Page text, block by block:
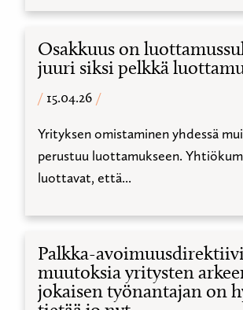
Osakkuus on
juuri siksi pelkkä
15.04.26
Yrityksen omistaminen yhdessä
perustuu luottamukseen.
luottavat, että...
Palkka-
muutoksia yritysten
jokaisen työnantajan on